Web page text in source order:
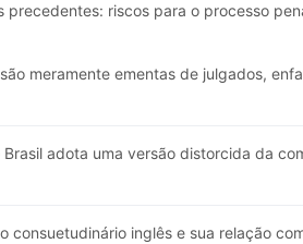
riscos para o processo
meramente ementas de julgados,
Brasil adota uma versão distorcida da
consuetudinário inglês e sua relação